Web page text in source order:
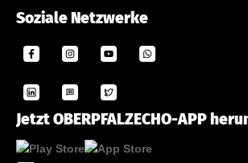
Soziale Netzwerke
Jetzt OBERPFALZECHO-APP